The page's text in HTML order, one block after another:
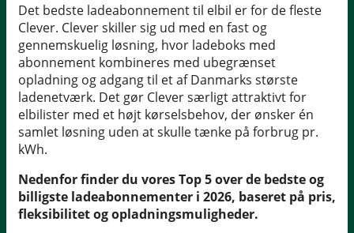
Det bedste ladeabonnement til elbil er for de fleste
Clever. Clever skiller sig ud med en fast og
gennemskuelig løsning, hvor ladeboks med
abonnement kombineres med ubegrænset
opladning og adgang til et af Danmarks største
ladenetværk. Det gør Clever særligt attraktivt for
elbilister med et højt kørselsbehov, der ønsker én
samlet løsning uden at skulle tænke på forbrug pr.
kWh.
Nedenfor finder du vores Top 5 over de bedste og
billigste ladeabonnementer i 2026, baseret på pris,
fleksibilitet og opladningsmuligheder.